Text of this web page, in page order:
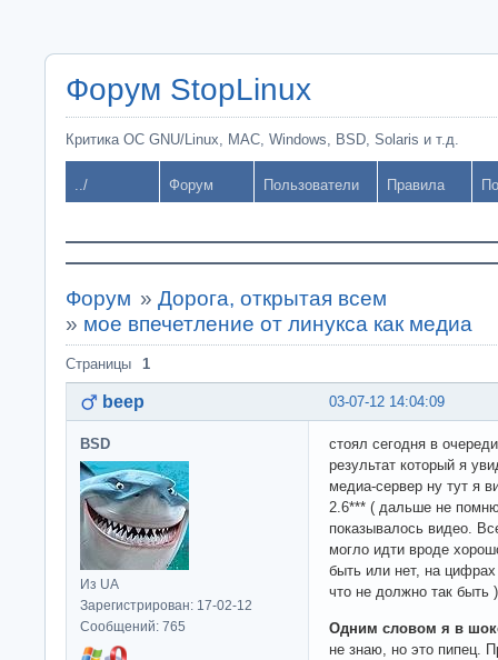
Форум StopLinux
Критика ОС GNU/Linux, MAC, Windows, BSD, Solaris и т.д.
../ Форум Пользователи Правила
Форум » Дорога, открытая всем
» мое впечетление от линукса как медиа
Страницы 1
03-07-12 14:04:09
beep
BSD
Из UA
Зарегистрирован: 17-02-12
Сообщений: 765
стоял сегодня в
результат который я
медиа-сервер ну тут я
2.6*** ( дальше не
показывалось видео.
могло идти вроде
быть или нет, на
что не должно так быть )
Одним словом я в
не знаю, но это пипец.